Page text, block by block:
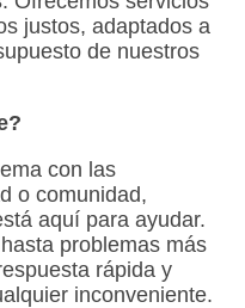
justos, adaptados a
de nuestros
con las
o comunidad,
aquí para ayudar.
problemas más
rápida y
inconveniente.